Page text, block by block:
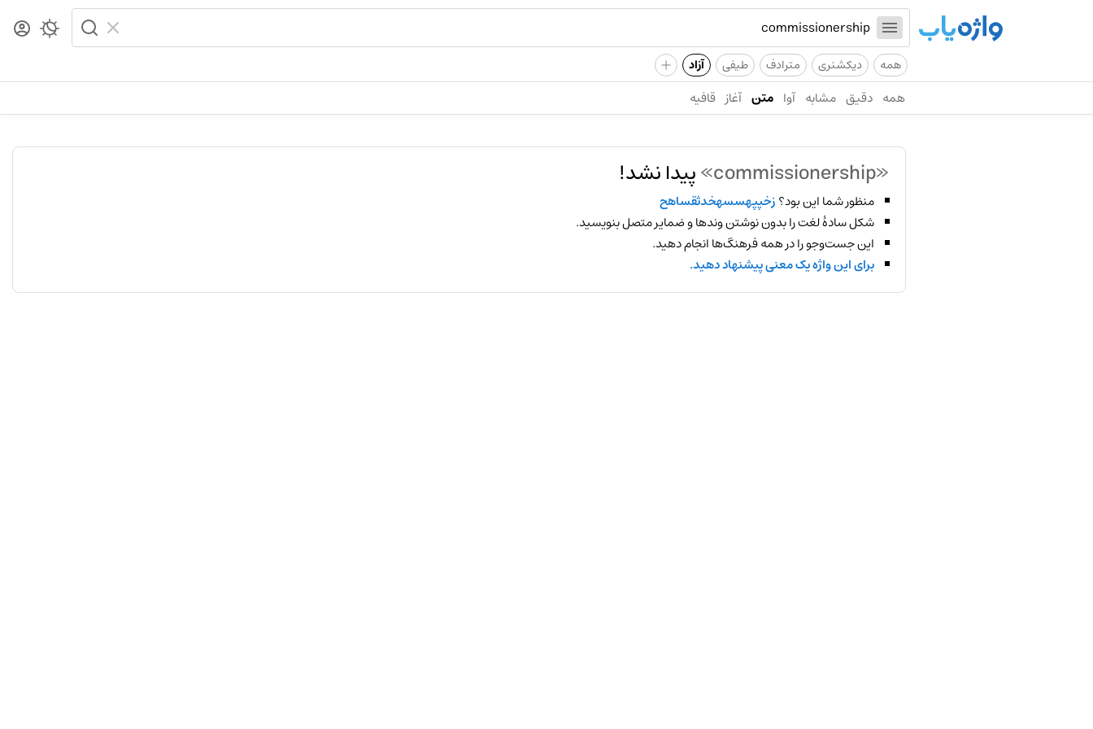
همه دیکشنری مترادف طیفی آزاد +
همه دقیق مشابه آوا متن آغاز قافیه
«commissionership» پیدا نشد!
منظور شما این بود؟زخپپهسسهخدثقساهح
شکل سادهٔ لغت را بدون نوشتن وندها و ضمایر متصل بنویسید.
این جست‌وجو را در همه فرهنگ‌ها انجام دهید.
برای این واژه یک معنی پیشنهاد دهید.